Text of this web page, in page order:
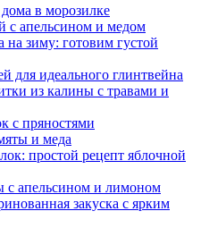
в морозилке
с апельсином и медом
зиму: готовим густой
для идеального глинтвейна
из калины с травами и
с пряностями
и меда
простой рецепт яблочной
с апельсином и лимоном
закуска с ярким